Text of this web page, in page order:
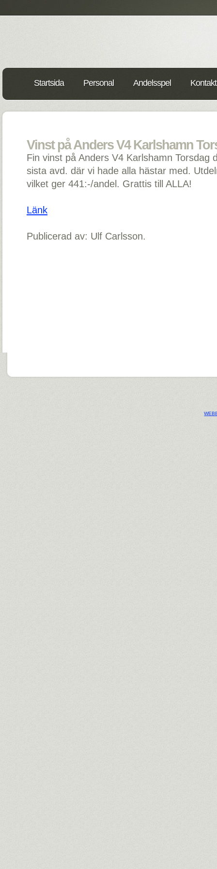
Startsida Personal Andelsspel
Vinst på Anders V4 Karlshamn
Fin vinst på Anders V4 Karlshamn Torsdag
sista avd. där vi hade alla hästar med.
vilket ger 441:-/andel. Grattis till ALLA!
Länk
Publicerad av: Ulf Carlsson.